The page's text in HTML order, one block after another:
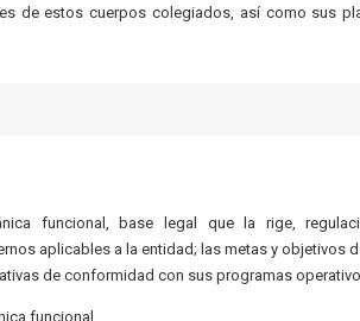
de estos cuerpos colegiados, así como sus
funcional, base legal que la rige,
aplicables a la entidad; las metas y objetivos
de conformidad con sus programas
funcional